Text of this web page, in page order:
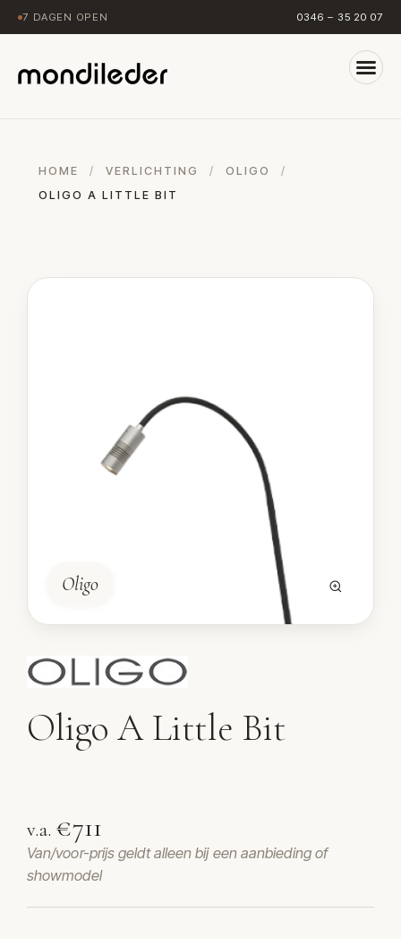
7 DAGEN OPEN 0346 – 35 20 07
HOME / VERLICHTING / OLIGO
/
OLIGO A LITTLE BIT
Oligo
Oligo A Little Bit
v.a. €711
Van/voor-prijs geldt alleen bij een aanbieding of
showmodel